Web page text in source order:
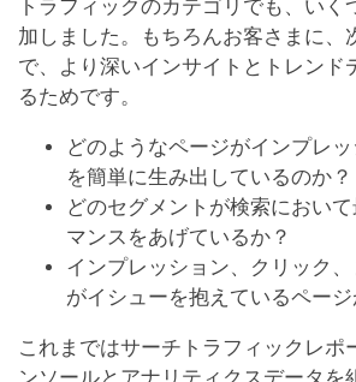
トラフィックのカテゴリでも、いく
加しました。もちろんお客さまに、
で、より深いインサイトとトレンド
るためです。
どのようなページがインプレ
を簡単に生み出しているのか？
どのセグメントが検索におい
マンスをあげているか？
インプレッション、クリック
がイシューを抱えているページ
これまではサーチトラフィックレポ
ンソールとアナリティクスデータを